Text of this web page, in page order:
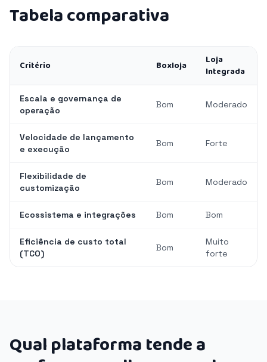
Tabela comparativa
Critério Boxloja
Loja
Integrada
Escala e governança de
operação
Bom Moderado
Velocidade de lançamento
e execução
Bom Forte
Flexibilidade de
customização
Bom Moderado
Ecossistema e integrações Bom Bom
Eficiência de custo total
(TCO)
Bom
Muito
forte
Qual plataforma tende a